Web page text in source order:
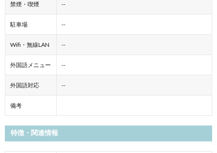
禁煙・喫煙 --
駐車場 --
Wifi・無線LAN --
外国語メニュー --
外国語対応 --
備考
特徴・関連情報